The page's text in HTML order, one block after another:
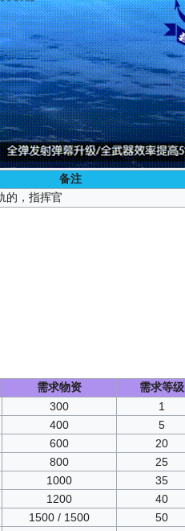
备注
的，指挥官
需求物资 需求等级
300 1
400 5
600 20
800 25
1000 35
1200 40
1500 / 1500 50